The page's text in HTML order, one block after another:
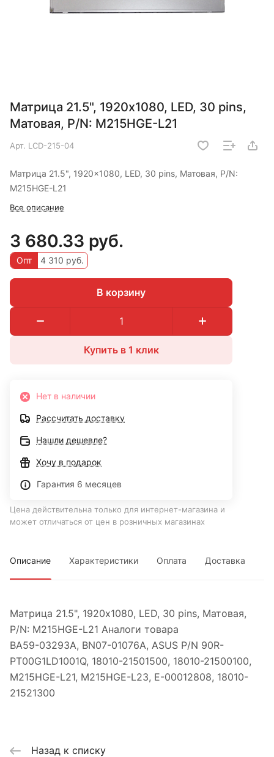
Матрица 21.5", 1920x1080, LED, 30 pins,
Матовая, P/N: M215HGE-L21
Арт. LCD-215-04
Матрица 21.5", 1920x1080, LED, 30 pins, Матовая, P/N:
M215HGE-L21
Все описание
3 680.33 руб.
Опт 4 310 руб.
В корзину
Купить в 1 клик
Нет в наличии
Рассчитать доставку
Нашли дешевле?
Хочу в подарок
Гарантия 6 месяцев
Цена действительна только для интернет-магазина и
может отличаться от цен в розничных магазинах
Описание Характеристики Оплата Доставка
Матрица 21.5", 1920x1080, LED, 30 pins, Матовая,
P/N: M215HGE-L21 Аналоги товара
BA59-03293A, BN07-01076A, ASUS P/N 90R-
PT00G1LD1001Q, 18010-21501500, 18010-21500100,
M215HGE-L21, M215HGE-L23, E-00012808, 18010-
21521300
Назад к списку